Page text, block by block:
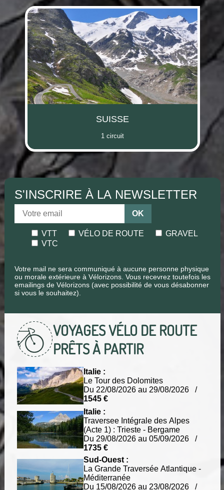
SUISSE
1 circuit
S'INSCRIRE À LA NEWSLETTER
OK
VTT VÉLO DE ROUTE
GRAVEL
VTC
Votre mail ne sera communiqué à aucune personne physique
ou morale extérieure à Vélorizons. Vous recevrez toutefois les
emailings de Vélorizons (avec possibilité de vous désabonner
si vous le souhaitez).
VOYAGES VÉLO DE ROUTE
PRÊTS À PARTIR
Italie :
Le Tour des Dolomites
Du 22/08/2026 au 29/08/2026 /
1545 €
Italie :
Traversee Intégrale des Alpes
(Acte 1) : Trieste - Bergame
Du 29/08/2026 au 05/09/2026 /
1735 €
Sud-Ouest :
La Grande Traversée Atlantique -
Méditerranée
Du 15/08/2026 au 23/08/2026 /